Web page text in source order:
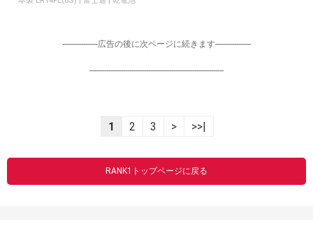
-----------------広告の後に次ページに続きます-----------------
----------------------------------------------------------------
1 2 3 > >>|
RANK1トップページに戻る